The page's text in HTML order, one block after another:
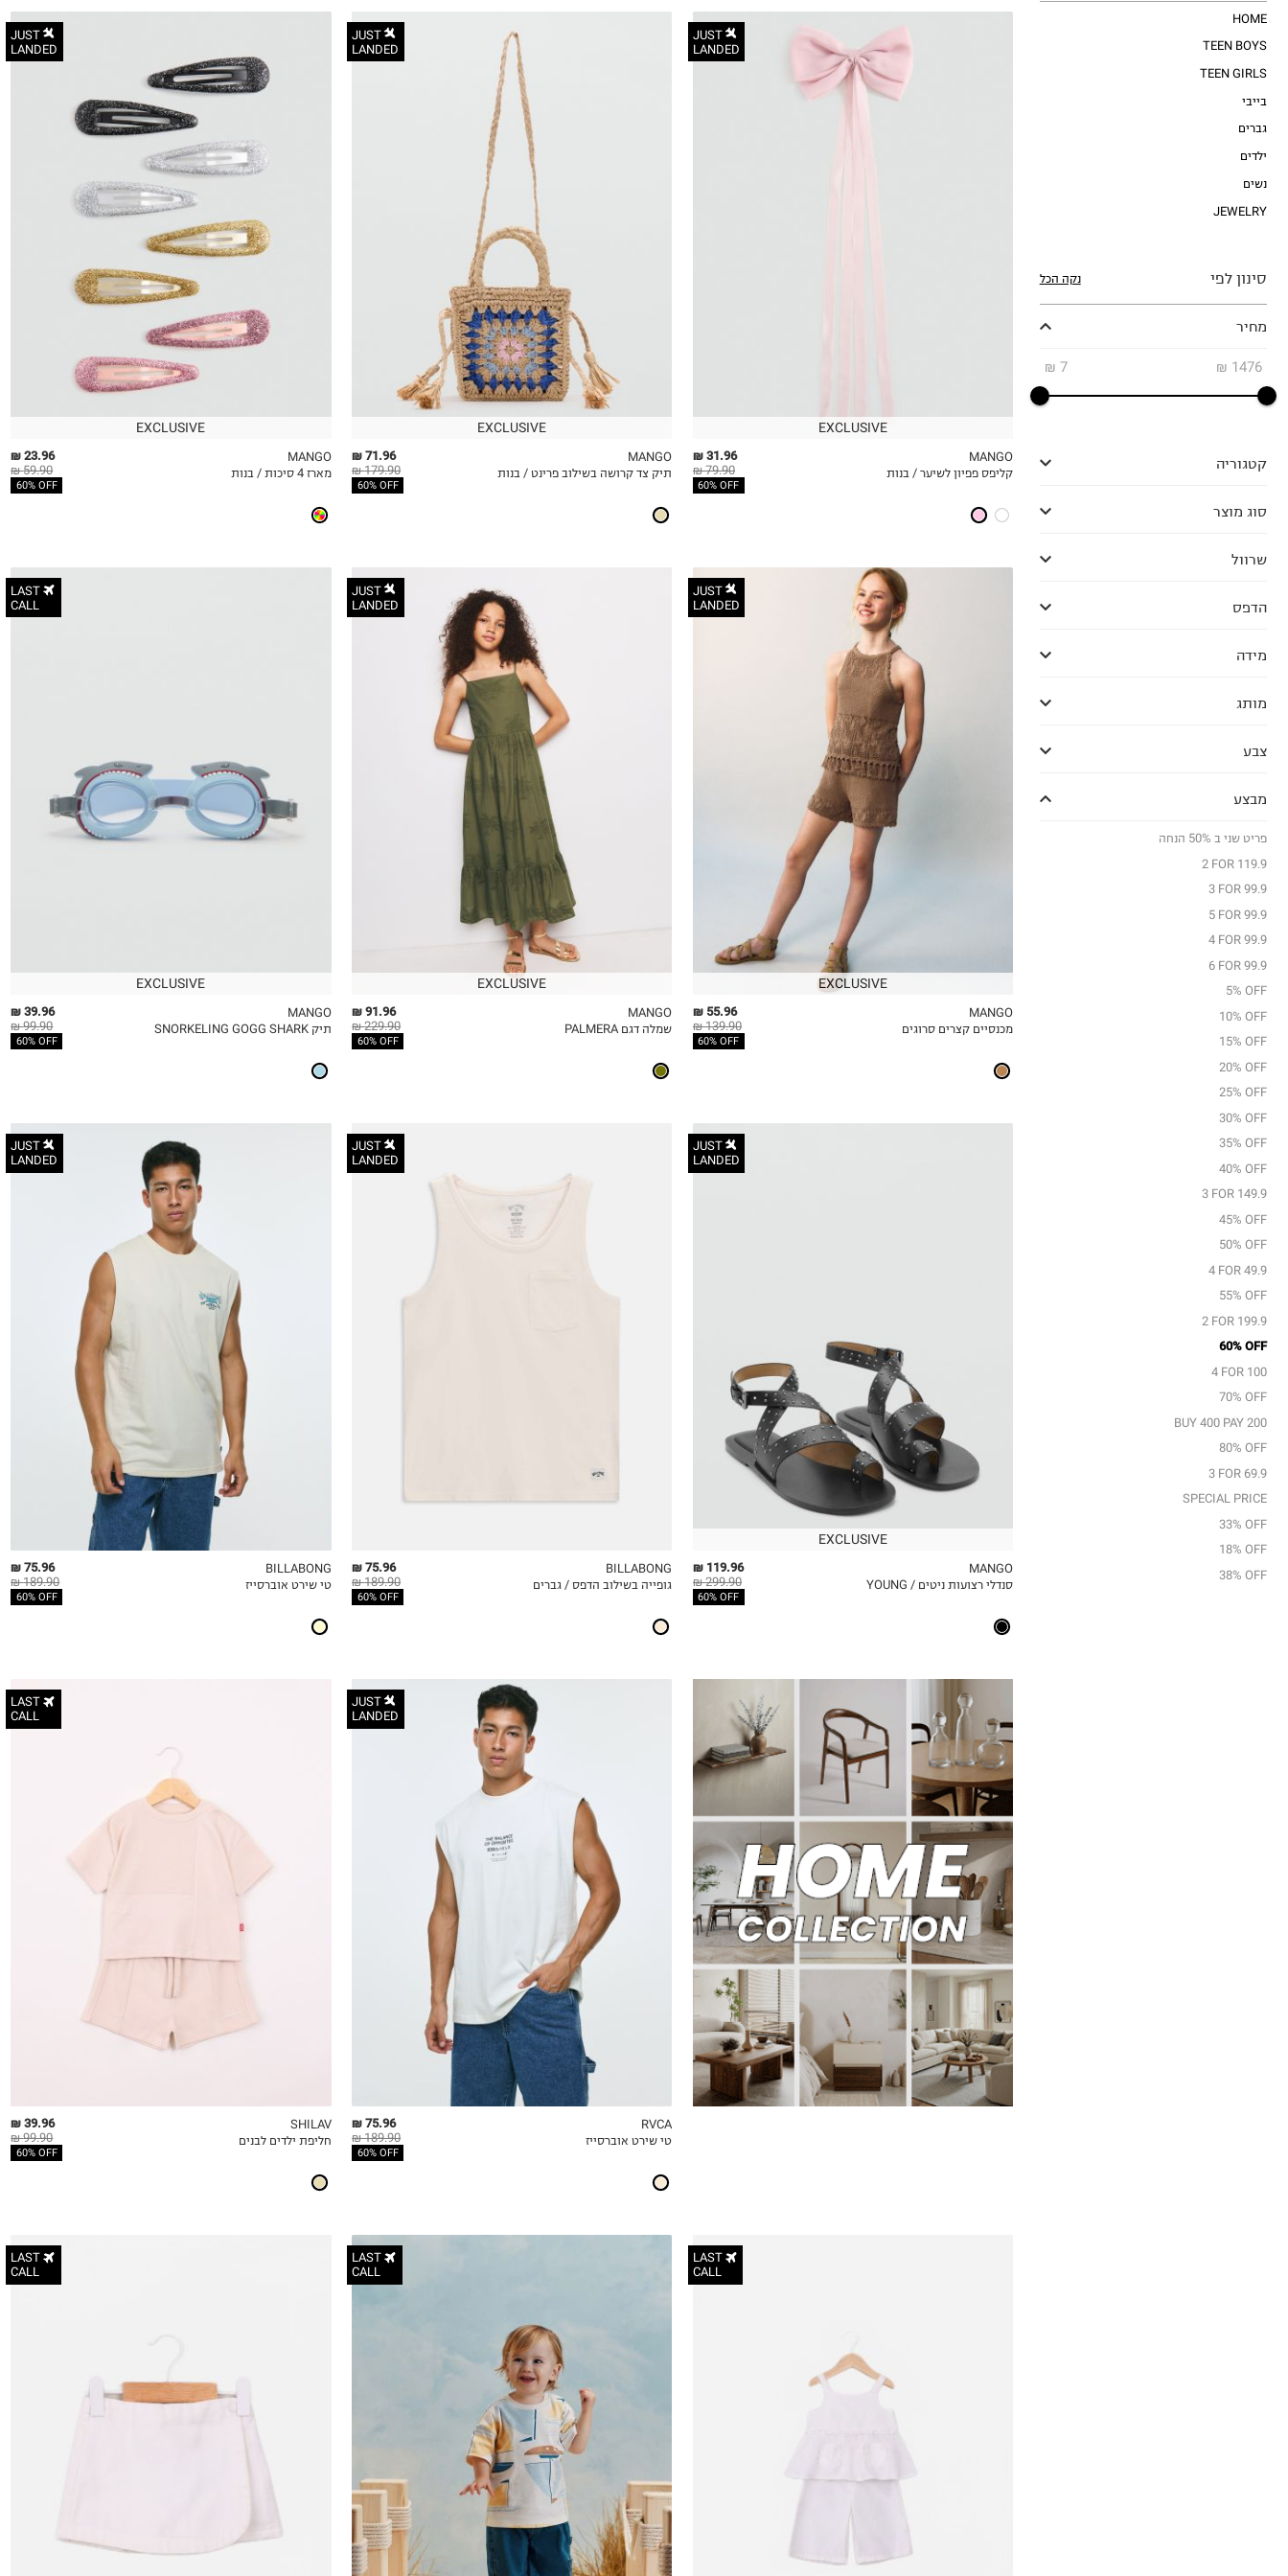
הרשמה
אני רוצה לקבל מטרמינל איקס מידע ופרסום על הטבות,
והטכנולוגיה השונים כגון: דוא"ל/ סמס/ וואטסאפ ועוד.
האישי או בפנייה לsupport@terminalx.com. למידע
מדיניות
HOME
TEEN BOYS
TEEN GIRLS
בייבי
גברים
ילדים
נשים
JEWELRY
סינון לפי נקה הכל
מחיר
7
₪ 1476
₪
קטגוריה
סוג מוצר
שרוול
הדפס
מידה
מותג
צבע
מבצע
פריט שני ב 50% הנחה
2 FOR 119.9
3 FOR 99.9
5 FOR 99.9
4 FOR 99.9
6 FOR 99.9
5% OFF
10% OFF
15% OFF
20% OFF
25% OFF
30% OFF
35% OFF
40% OFF
3 FOR 149.9
45% OFF
50% OFF
4 FOR 49.9
55% OFF
2 FOR 199.9
60% OFF
4 FOR 100
70% OFF
BUY 400 PAY 200
80% OFF
3 FOR 69.9
SPECIAL PRICE
33% OFF
18% OFF
38% OFF
JUST
LANDED
EXCLUSIVE
MY LIST
31.96 ₪
79.90 ₪
60% OFF
MANGO
קליפס פפיון לשיער / בנות
JUST
LANDED
EXCLUSIVE
MY LIST
71.96 ₪
179.90 ₪
60% OFF
MANGO
תיק צד קרושה בשילוב פרינט / בנות
JUST
LANDED
EXCLUSIVE
MY LIST
23.96 ₪
59.90 ₪
60% OFF
MANGO
מארז 4 סיכות / בנות
JUST
LANDED
EXCLUSIVE
MY LIST
7-8Y
11-12Y
55.96 ₪
139.90 ₪
60% OFF
MANGO
מכנסיים קצרים סרוגים
JUST
LANDED
EXCLUSIVE
MY LIST
91.96 ₪
229.90 ₪
60% OFF
MANGO
שמלה דגם PALMERA
LAST
CALL
EXCLUSIVE
MY LIST
39.96 ₪
99.90 ₪
60% OFF
MANGO
תיק SNORKELING GOGG SHARK
JUST
LANDED
EXCLUSIVE
MY LIST
119.96 ₪
299.90 ₪
60% OFF
MANGO
סנדלי רצועות ניטים / YOUNG
JUST
LANDED
MY LIST
75.96 ₪
189.90 ₪
60% OFF
BILLABONG
גופייה בשילוב הדפס / גברים
JUST
LANDED
MY LIST
75.96 ₪
189.90 ₪
60% OFF
BILLABONG
טי שירט אוברסייז
JUST
LANDED
MY LIST
S
M
L
XL
2XL
75.96 ₪
189.90 ₪
60% OFF
RVCA
טי שירט אוברסייז
LAST
CALL
MY LIST
39.96 ₪
99.90 ₪
60% OFF
SHILAV
חליפת ילדים לבנים
LAST
CALL
LAST
CALL
LAST
CALL
2Y
3Y
4Y
5Y